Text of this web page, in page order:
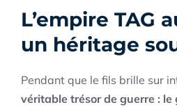
L’empire TAG
un héritage
Pendant que le fils brille sur
véritable trésor de guerre : le